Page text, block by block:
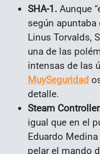
SHA-1. Aunque
según
Linus Torvalds,
una de las
intensas de las
MuySeguridad
detalle.
Steam
igual que en el
Eduardo
pelar el mando